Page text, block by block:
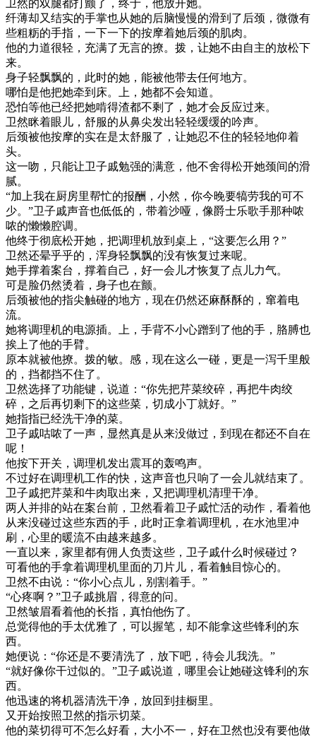
卫然的双腿都打颤了，终于，他放开她。
纤薄却又结实的手掌也从她的后脑慢慢的滑到了后颈，微微有
些粗粝的手指，一下一下的按摩着她后颈的肌肉。
他的力道很轻，充满了无言的撩。拨，让她不由自主的放松下
来。
身子轻飘飘的，此时的她，能被他带去任何地方。
哪怕是他把她牵到床。上，她都不会知道。
恐怕等他已经把她啃得渣都不剩了，她才会反应过来。
卫然眯着眼儿，舒服的从鼻尖发出轻轻缓缓的吟声。
后颈被他按摩的实在是太舒服了，让她忍不住的轻轻地仰着
头。
这一吻，只能让卫子戚勉强的满意，他不舍得松开她颈间的滑
腻。
“加上我在厨房里帮忙的报酬，小然，你今晚要犒劳我的可不
少。”卫子戚声音也低低的，带着沙哑，像爵士乐歌手那种哝
哝的懒懒腔调。
他终于彻底松开她，把调理机放到桌上，“这要怎么用？”
卫然还晕乎乎的，浑身轻飘飘的没有恢复过来呢。
她手撑着案台，撑着自己，好一会儿才恢复了点儿力气。
可是脸仍然烫着，身子也在颤。
后颈被他的指尖触碰的地方，现在仍然还麻酥酥的，窜着电
流。
她将调理机的电源插。上，手背不小心蹭到了他的手，胳膊也
挨上了他的手臂。
原本就被他撩。拨的敏。感，现在这么一碰，更是一泻千里般
的，挡都挡不住了。
卫然选择了功能键，说道：“你先把芹菜绞碎，再把牛肉绞
碎，之后再切剩下的这些菜，切成小丁就好。”
她指指已经洗干净的菜。
卫子戚咕哝了一声，显然真是从来没做过，到现在都还不自在
呢！
他按下开关，调理机发出震耳的轰鸣声。
不过好在调理机工作的快，这声音也只响了一会儿就结束了。
卫子戚把芹菜和牛肉取出来，又把调理机清理干净。
两人并排的站在案台前，卫然看着卫子戚忙活的动作，看着他
从来没碰过这些东西的手，此时正拿着调理机，在水池里冲
刷，心里的暖流不由越来越多。
一直以来，家里都有佣人负责这些，卫子戚什么时候碰过？
可看他的手拿着调理机里面的刀片儿，看着触目惊心的。
卫然不由说：“你小心点儿，别割着手。”
“心疼啊？”卫子戚挑眉，得意的问。
卫然皱眉看着他的长指，真怕他伤了。
总觉得他的手太优雅了，可以握笔，却不能拿这些锋利的东
西。
她便说：“你还是不要清洗了，放下吧，待会儿我洗。”
“就好像你干过似的。”卫子戚说道，哪里会让她碰这锋利的东
西。
他迅速的将机器清洗干净，放回到挂橱里。
又开始按照卫然的指示切菜。
他的菜切得可不怎么好看，大小不一，好在卫然也没有要他做